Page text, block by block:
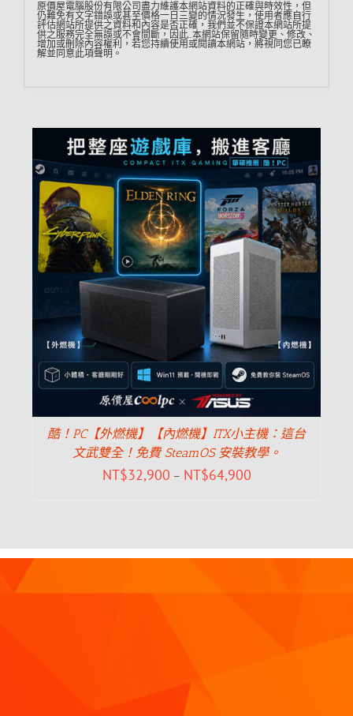
原價屋電腦股份有限公司盡力維護本網站資料的正確與時效性，但
仍難免有文字錯誤或甚至價格一日三變的情況發生，使用者應自行
評估網站所提供之資料和內容是否正確，我們並不保證本網站所提
供之服務完全無誤或不會間斷，因此…本網站保留隨時變更、修改、
增加或刪除內容權利，若您持續使用或閱讀本網站，將視同您已瞭
解並同意此項聲明。
酷！PC【外燃機】【內燃機】ITX小主機：這台
文武雙全！免費 SteamOS 安裝教學。
NT$32,900 – NT$64,900